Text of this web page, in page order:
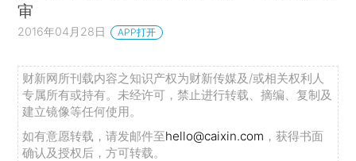
审
2016年04月28日 APP打开
财新网所刊载内容之知识产权为财新传媒及/或相关权利人
专属所有或持有。未经许可，禁止进行转载、摘编、复制及
建立镜像等任何使用。
如有意愿转载，请发邮件至hello@caixin.com ，获得书面
确认及授权后，方可转载。